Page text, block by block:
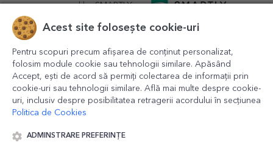
powered bySMARTLY.ro
© 2016-2026 StarGift Romania,
Acest site folosește cookie-uri
Pentru scopuri precum afișarea de conținut personalizat,
folosim module cookie sau tehnologii similare. Apăsând
Accept, ești de acord să permiți colectarea de informații prin
cookie-uri sau tehnologii similare. Află mai multe despre cookie-
uri, inclusiv despre posibilitatea retragerii acordului în secțiunea
Politica de Cookies
ADMINSTRARE PREFERINȚE